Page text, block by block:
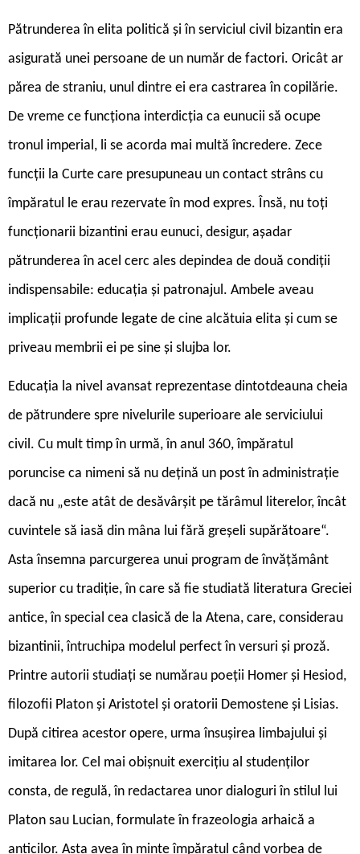
Pătrunderea în elita politică și în serviciul civil bizantin era
asigurată unei persoane de un număr de factori. Oricât ar
părea de straniu, unul dintre ei era castrarea în copilărie.
De vreme ce funcționa interdicția ca eunucii să ocupe
tronul imperial, li se acorda mai multă încredere. Zece
funcții la Curte care presupuneau un contact strâns cu
împăratul le erau rezervate în mod expres. Însă, nu toți
funcționarii bizantini erau eunuci, desigur, așadar
pătrunderea în acel cerc ales depindea de două condiții
indispensabile: educația și patronajul. Ambele aveau
implicații profunde legate de cine alcătuia elita și cum se
priveau membrii ei pe sine și slujba lor.
Educația la nivel avansat reprezentase dintotdeauna cheia
de pătrundere spre nivelurile superioare ale serviciului
civil. Cu mult timp în urmă, în anul 360, împăratul
poruncise ca nimeni să nu dețină un post în administrație
dacă nu „este atât de desăvârșit pe tărâmul literelor, încât
cuvintele să iasă din mâna lui fără greșeli supărătoare“.
Asta însemna parcurgerea unui program de învățământ
superior cu tradiție, în care să fie studiată literatura Greciei
antice, în special cea clasică de la Atena, care, considerau
bizantinii, întruchipa modelul perfect în versuri și proză.
Printre autorii studiați se numărau poeții Homer și Hesiod,
filozofii Platon și Aristotel și oratorii Demostene și Lisias.
După citirea acestor opere, urma însușirea limbajului și
imitarea lor. Cel mai obișnuit exercițiu al studenților
consta, de regulă, în redactarea unor dialoguri în stilul lui
Platon sau Lucian, formulate în frazeologia arhaică a
anticilor. Asta avea în minte împăratul când vorbea de